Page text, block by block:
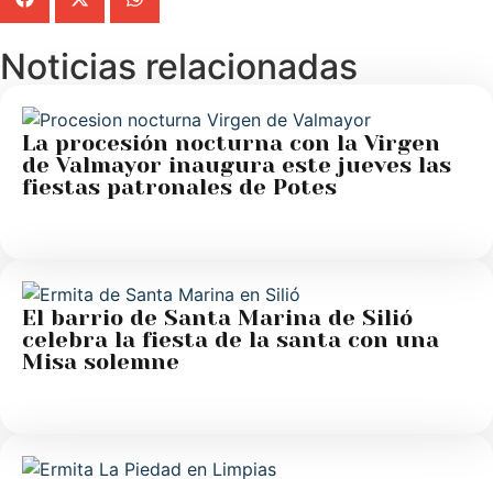
Noticias relacionadas
La procesión nocturna con la Virgen
de Valmayor inaugura este jueves las
fiestas patronales de Potes
El barrio de Santa Marina de Silió
celebra la fiesta de la santa con una
Misa solemne